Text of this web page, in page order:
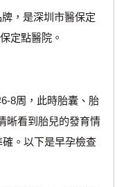
，是深圳市醫保定
定點醫院。
8周，此時胎囊、胎
晰看到胎兒的發育情
。以下是早孕檢查